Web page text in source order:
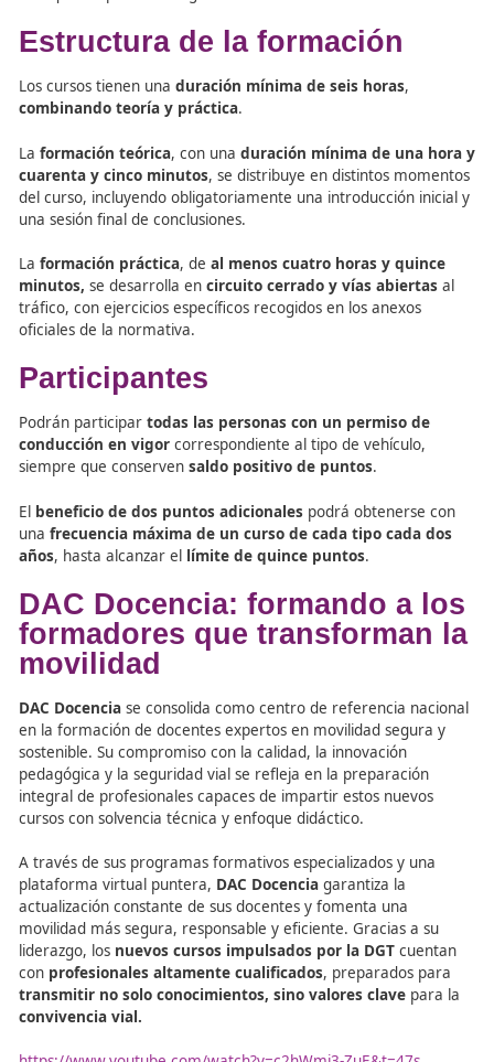
Zona urbana.
Estos cursos tienen comoobjetivo
técnicas prácticas y conocimientos teóricos
que les
anticiparse a situaciones de riesgo, tomar decisiones
adecuadas en momentos críticos, y adoptar una
más responsable y eficiente,
Estructura de la formación
combinando teoría y práctica
Laformación teórica, con unaduración mínima de
cuarenta y cinco minutos, se distribuye en distintos
una sesión final de conclusiones.
Laformación práctica, deal menos cuatro horas y
minutos,se desarrolla en circuito cerrado y vías
tráfico, con ejercicios específicos recogidos en los
oficiales de la normativa.
Participantes
Podrán participartodas las personas con un permiso
conducción en vigorcorrespondiente al tipo de
siempre que conservensaldo positivo de puntos
Elbeneficio de dos puntos adicionalespodrá
unafrecuencia máxima de un curso de cada tipo
años, hasta alcanzar ellímite de quince puntos
DAC Docencia: formando
formadores que